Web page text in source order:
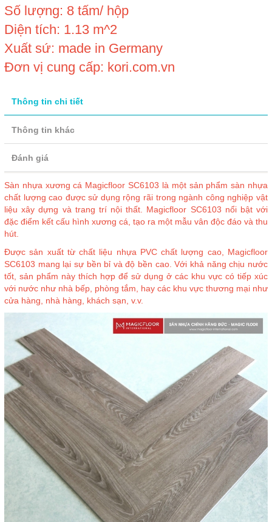
Số lượng: 8 tấm/ hộp
Diện tích: 1.13 m^2
Xuất sứ: made in Germany
Đơn vị cung cấp: kori.com.vn
Thông tin chi tiết
Thông tin khác
Đánh giá
Sàn nhựa xương cá Magicfloor SC6103 là một sản phẩm sàn nhựa
chất lượng cao được sử dụng rộng rãi trong ngành công nghiệp vật
liệu xây dựng và trang trí nội thất. Magicfloor SC6103 nổi bật với
đặc điểm kết cấu hình xương cá, tạo ra một mẫu vân độc đáo và thu
hút.
Được sản xuất từ chất liệu nhựa PVC chất lượng cao, Magicfloor
SC6103 mang lại sự bền bỉ và độ bền cao. Với khả năng chịu nước
tốt, sản phẩm này thích hợp để sử dụng ở các khu vực có tiếp xúc
với nước như nhà bếp, phòng tắm, hay các khu vực thương mại như
cửa hàng, nhà hàng, khách sạn, v.v.